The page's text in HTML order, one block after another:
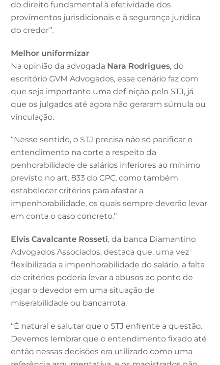
do direito fundamental à efetividade dos
provimentos jurisdicionais e à segurança jurídica
do credor”.
Melhor uniformizar
Na opinião da advogada Nara Rodrigues, do
escritório GVM Advogados, esse cenário faz com
que seja importante uma definição pelo STJ, já
que os julgados até agora não geraram súmula ou
vinculação.
“Nesse sentido, o STJ precisa não só pacificar o
entendimento na corte a respeito da
penhorabilidade de salários inferiores ao mínimo
previsto no art. 833 do CPC, como também
estabelecer critérios para afastar a
impenhorabilidade, os quais sempre deverão levar
em conta o caso concreto.”
Elvis Cavalcante Rosseti, da banca Diamantino
Advogados Associados, destaca que, uma vez
flexibilizada a impenhorabilidade do salário, a falta
de critérios poderia levar a abusos ao ponto de
jogar o devedor em uma situação de
miserabilidade ou bancarrota.
“É natural e salutar que o STJ enfrente a questão.
Devemos lembrar que o entendimento fixado até
então nessas decisões era utilizado como uma